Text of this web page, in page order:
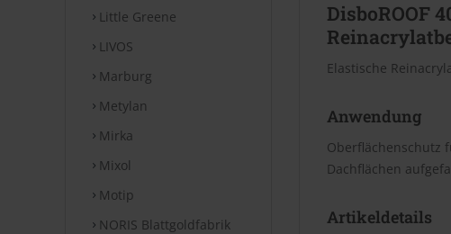
Little Greene
LIVOS
Marburg
Metylan
Mirka
Mixol
Motip
NORIS Blattgoldfabrik
DisboROOF
Elastische
Anwendung
Oberflächenschutz
Dach­flächen
Artikeldetails